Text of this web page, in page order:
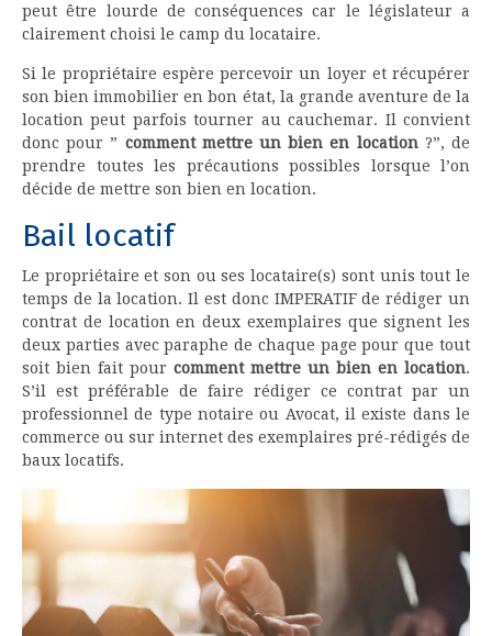
peut être lourde de conséquences car le législateur a
clairement choisi le camp du locataire.
Si le propriétaire espère percevoir un loyer et récupérer
son bien immobilier en bon état, la grande aventure de la
location peut parfois tourner au cauchemar. Il convient
donc pour ” comment mettre un bien en location?”, de
prendre toutes les précautions possibles lorsque l’on
décide de mettre son bien en location.
Bail locatif
Le propriétaire et son ou ses locataire(s) sont unis tout le
temps de la location. Il est donc IMPERATIF de rédiger un
contrat de location en deux exemplaires que signent les
deux parties avec paraphe de chaque page pour que tout
soit bien fait pour comment mettre un bien en location.
S’il est préférable de faire rédiger ce contrat par un
professionnel de type notaire ou Avocat, il existe dans le
commerce ou sur internet des exemplaires pré-rédigés de
baux locatifs.